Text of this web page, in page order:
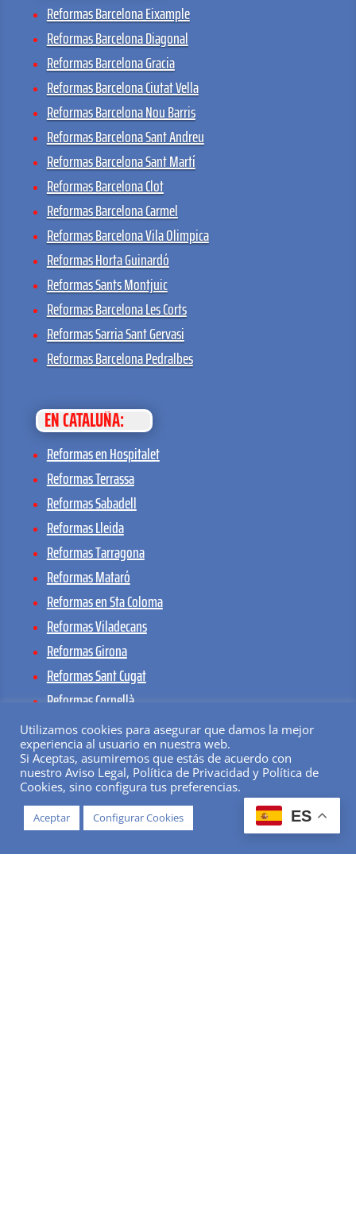
Reformas Barcelona Eixample
Reformas Barcelona Diagonal
Reformas Barcelona Gracia
Reformas Barcelona Ciutat Vella
Reformas Barcelona Nou Barris
Reformas Barcelona Sant Andreu
Reformas Barcelona Sant Martí
Reformas Barcelona Clot
Reformas Barcelona Carmel
Reformas Barcelona Vila Olimpica
Reformas Horta Guinardó
Reformas Sants Montjuic
Reformas Barcelona Les Corts
Reformas Sarria Sant Gervasi
Reformas Barcelona Pedralbes
EN CATALUÑA:
Reformas en Hospitalet
Reformas Terrassa
Reformas Sabadell
Reformas Lleida
Reformas Tarragona
Reformas Mataró
Reformas en Sta Coloma
Reformas Viladecans
Reformas Girona
Reformas Sant Cugat
Reformas Cornellà
Reformas Sant Boi
Reformas Rubí
Reformas Manresa
Reformas en Vilanova
Utilizamos cookies para asegurar que damos la mejor
experiencia al usuario en nuestra web.
Si Aceptas, asumiremos que estás de acuerdo con
nuestro Aviso Legal, Política de Privacidad y Política de
Cookies, sino configura tus preferencias.
Aceptar Configurar Cookies ES